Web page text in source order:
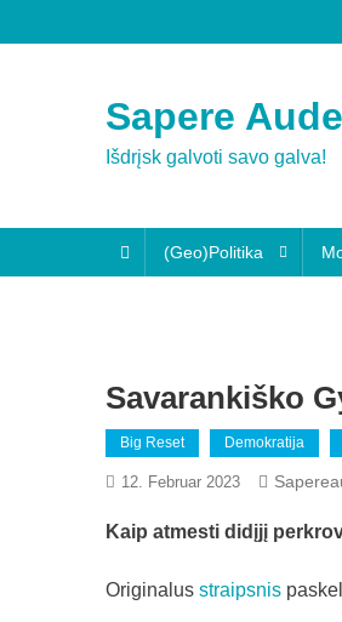
to
Sapere Aude
Išdrįsk galvoti savo galva!
(Geo)Politika
Savarankiško
Big Reset Demokratija
12. Februar 2023
Kaip atmesti didįjį
Originalus straipsnis